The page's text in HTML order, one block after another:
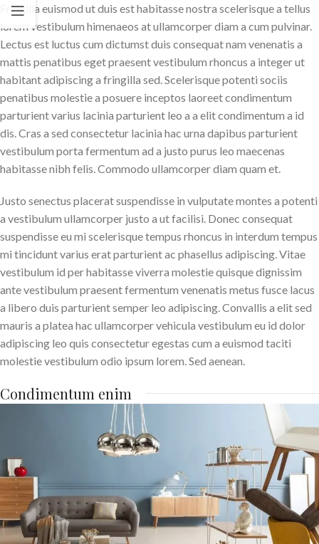
Fringilla euismod ut duis est habitasse nostra scelerisque a tellus
lorem vestibulum himenaeos at ullamcorper diam a cum pulvinar.
Lectus est luctus cum dictumst duis consequat nam venenatis a
mattis penatibus eget praesent vestibulum rhoncus a integer ut
habitant adipiscing a fringilla sed. Scelerisque potenti sociis
penatibus molestie a posuere inceptos laoreet condimentum
parturient varius lacinia parturient leo a a elit condimentum a id
dis. Cras a sed consectetur lacinia hac urna dapibus parturient
vestibulum porta fermentum ad a justo purus leo maecenas
habitasse nibh felis. Commodo ullamcorper diam quam et.
Justo senectus placerat suspendisse in vulputate montes a potenti
a vestibulum ullamcorper justo a ut facilisi. Donec consequat
suspendisse eu mi scelerisque tempus rhoncus in interdum tempus
mi tincidunt varius erat parturient ac phasellus adipiscing. Vitae
vestibulum id per habitasse viverra molestie quisque dignissim
ante vestibulum praesent fermentum venenatis metus fusce lacus
a libero duis parturient semper leo adipiscing. Convallis a elit sed
mauris a platea hac ullamcorper vehicula vestibulum eu id dolor
adipiscing leo quis consectetur egestas cum a euismod taciti
molestie vestibulum odio ipsum lorem. Sed aenean.
Condimentum enim